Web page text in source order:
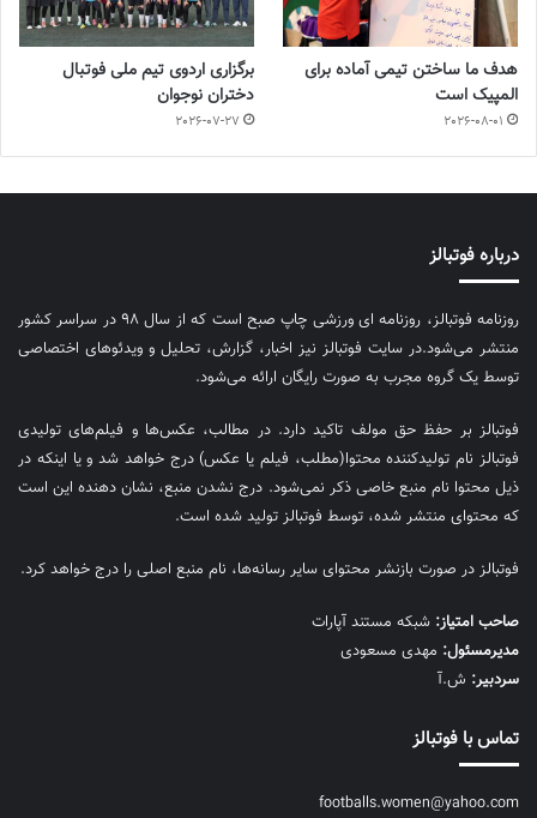
هدف ما ساختن تیمی آماده برای
المپیک است
2026-08-01
برگزاری اردوی تیم ملی فوتبال
دختران نوجوان
2026-07-27
درباره فوتبالز
روزنامه فوتبالز، روزنامه ای ورزشی چاپ صبح است که از سال ۹۸ در سراسر کشور
منتشر می‌شود.در سایت فوتبالز نیز اخبار، گزارش، تحلیل و ویدئوهای اختصاصی
توسط یک گروه مجرب به صورت رایگان ارائه می‌شود.
فوتبالز بر حفظ حق مولف تاکید دارد. در مطالب، عکس‌ها و فیلم‌های تولیدی
فوتبالز نام تولیدکننده محتوا(مطلب، فیلم یا عکس) درج خواهد شد و یا اینکه در
ذیل محتوا نام منبع خاصی ذکر نمی‌‎شود. درج نشدن منبع، نشان دهنده این است
که محتوای منتشر شده، توسط فوتبالز تولید شده است.
فوتبالز در صورت بازنشر محتوای سایر رسانه‌ها، نام منبع اصلی را درج خواهد کرد.
صاحب امتیاز: شبکه مستند آپارات
مديرمسئول: مهدی مسعودی
سردبیر: ش.آ
تماس با فوتبالز
footballs.women@yahoo.com